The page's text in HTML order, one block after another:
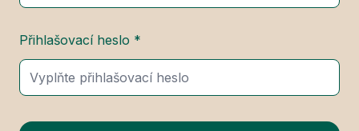
Přihlašovací heslo *